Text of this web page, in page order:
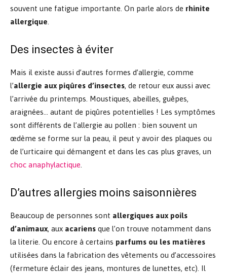
souvent une fatigue importante. On parle alors de rhinite
allergique
Des insectes à éviter
Mais il existe aussi d’autres formes d’allergie, comme
l’allergie aux piqûres d’insectes, de retour eux aussi avec
l’arrivée du printemps. Moustiques, abeilles, guêpes,
araignées… autant de piqûres potentielles ! Les symptômes
sont différents de l’allergie au pollen : bien souvent un
œdème se forme sur la peau, il peut y avoir des plaques ou
de l’urticaire qui démangent et dans les cas plus graves, un
choc anaphylactique
D’autres allergies moins saisonnières
Beaucoup de personnes sont allergiques aux poils
d’animaux, aux acariens que l’on trouve notamment dans
la literie. Ou encore à certains parfums ou les matières
utilisées dans la fabrication des vêtements ou d’accessoires
(fermeture éclair des jeans, montures de lunettes, etc). Il